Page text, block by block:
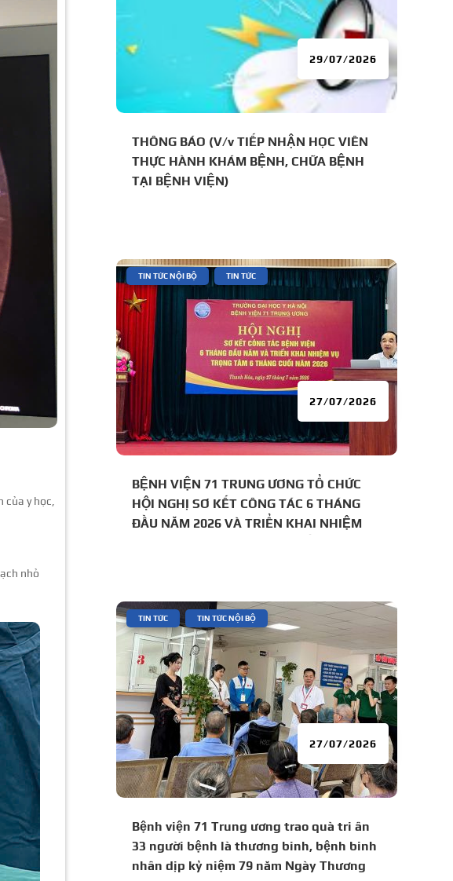
y học,
nhỏ
THÔNG BÁO (V/v TIẾP NHẬN HỌC VIÊN
THỰC HÀNH KHÁM BỆNH, CHỮA BỆNH
TẠI BỆNH VIỆN)
29/07/2026
BỆNH VIỆN 71 TRUNG ƯƠNG TỔ CHỨC
HỘI NGHỊ SƠ KẾT CÔNG TÁC 6 THÁNG
ĐẦU NĂM 2026 VÀ TRIỂN KHAI NHIỆM
27/07/2026
TIN TỨC NỘI BỘ TIN TỨC
Bệnh viện 71 Trung ương trao quà tri ân
33 người bệnh là thương binh, bệnh binh
nhân dịp kỷ niệm 79 năm Ngày Thương
27/07/2026
TIN TỨC TIN TỨC NỘI BỘ